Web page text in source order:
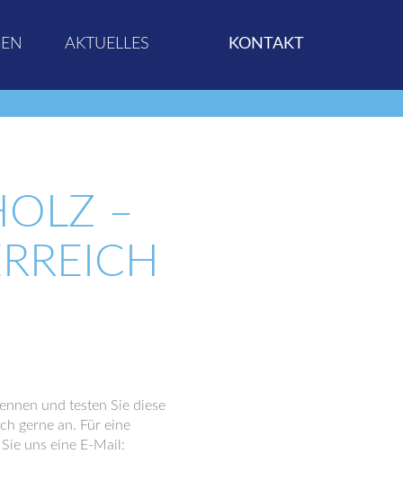
AKTUELLES KONTAKT
–
und testen Sie diese
gerne an. Für eine
uns eine E-Mail: